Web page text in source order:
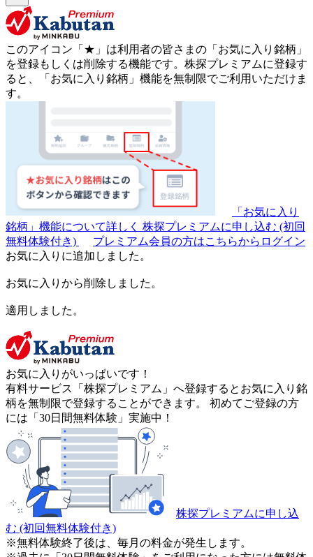
このアイコン 「★」 は利用者の皆さまの 「お気に入り銘柄」
を登録もしくは削除する機能です。 株探プレミアムに登録す
ると、「お気に入り銘柄」機能を無制限でご利用いただけま
す。
「お気に入り
銘柄」機能について詳しく 株探プレミアムに申し込む (初回
無料体験付き)
プレミアム会員の方はこちらからログイン
お気に入りに追加しました。
お気に入りから削除しました。
適用しました。
お気に入りがいっぱいです！
有料サービス「株探プレミアム」へ登録するとお気に入り銘
柄を無制限で登録することができます。 初めてご登録の方
には「30日間無料体験」実施中！
株探プレミアムに申し込
む (初回無料体験付き)
※無料体験終了後は、毎月の料金が発生します。